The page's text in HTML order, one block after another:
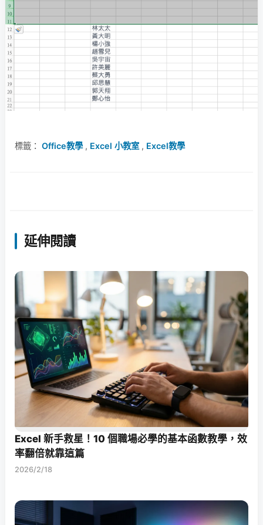
標籤： Office教學, Excel 小教室 , Excel教學
延伸閱讀
Excel 新手救星！10 個職場必學的基本函數教學，效
率翻倍就靠這篇
2026/2/18